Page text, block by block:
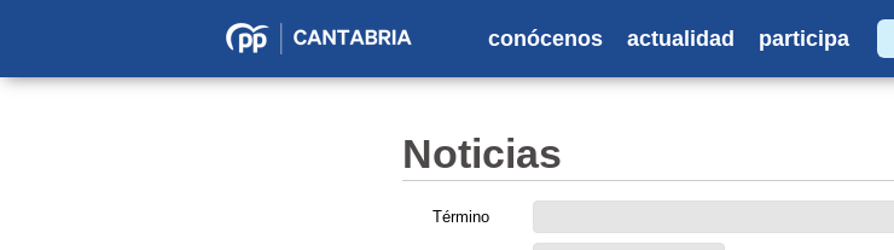
Partido
conócenos actualidad participa
Noticias
Término